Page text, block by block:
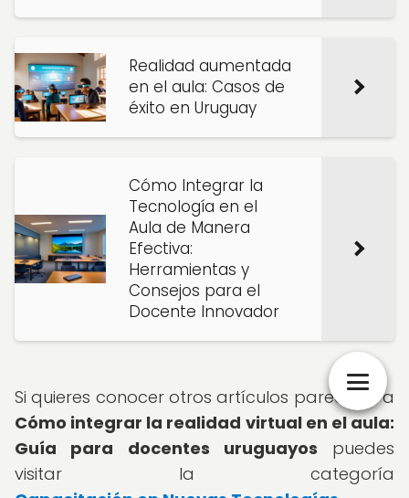
Realidad aumentada
en el aula: Casos de
éxito en Uruguay
Cómo Integrar la
Tecnología en el
Aula de Manera
Efectiva:
Herramientas y
Consejos para el
Docente Innovador
Si quieres conocer otros artículos parecidos a
Cómo integrar la realidad virtual en el aula:
Guía para docentes uruguayos puedes
visitar la categoría